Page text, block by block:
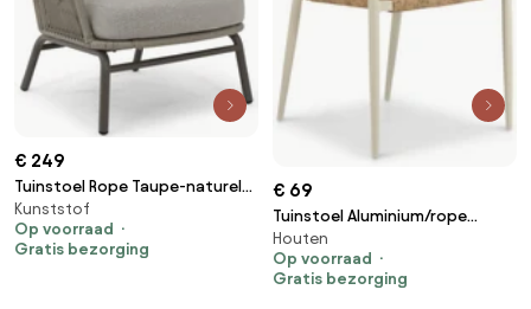
€ 249
Tuinstoel Rope Taupe-naturel-
bruin Coco Livo
Kunststof
Op voorraad
Gratis bezorging
€ 69
Tuinstoel Aluminium/rope
Taupe-naturel-bruin De Laan
Granada
Houten
Op voorraad
Gratis bezorging